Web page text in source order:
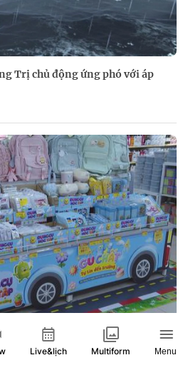
Trị chủ động ứng phó với áp
sôi động: Hàng Việt "lên
phầnLive&lịch Multiform Menu